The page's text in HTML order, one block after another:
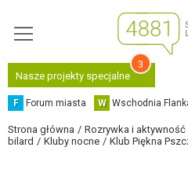
Nasze projekty specjalne
3
F Forum miasta W Wschodnia
Strona główna Rozrywka i aktywność
bilard
Kluby nocne Klub Piękna